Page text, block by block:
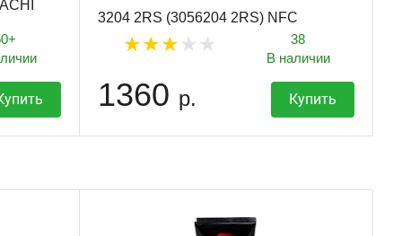
3204 2RS (3056204 2RS) NFC
38
В наличии
1360 р. Купить